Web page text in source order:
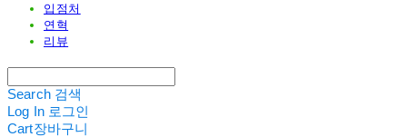
입점처
연혁
리뷰
Search 검색
Log In 로그인
Cart장바구니